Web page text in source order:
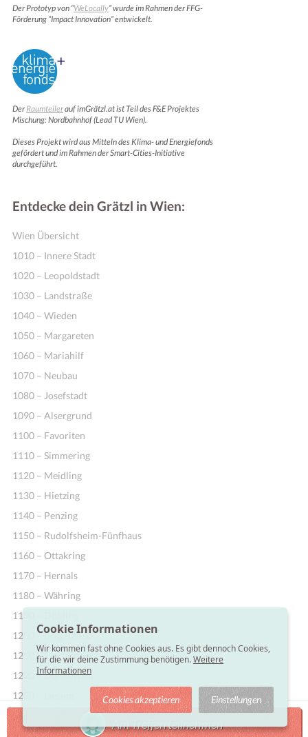
Am Treffen teilnehmen
Der Prototyp von “WeLocally” wurde im Rahmen der FFG-
Förderung “Impact Innovation” entwickelt.
DerRaumteilerauf imGrätzl.at ist Teil des F&E Projektes
Mischung: Nordbahnhof (Lead TU Wien).
Dieses Projekt wird aus Mitteln des Klima- und Energiefonds
gefördert und im Rahmen der Smart-Cities-Initiative
durchgeführt.
Entdecke dein Grätzl in Wien:
Wien Übersicht
1010 – Innere Stadt
1020 – Leopoldstadt
1030 – Landstraße
1040 – Wieden
1050 – Margareten
1060 – Mariahilf
1070 – Neubau
1080 – Josefstadt
1090 – Alsergrund
1100 – Favoriten
1110 – Simmering
1120 – Meidling
1130 – Hietzing
1140 – Penzing
1150 – Rudolfsheim-Fünfhaus
1160 – Ottakring
1170 – Hernals
1180 – Währing
1190 – Döbling
1200 – Brigittenau
1210 – Floridsdorf
1220 – Donaustadt
1230 – Liesing
Cookie Informationen
Wir kommen fast ohne Cookies aus. Es gibt dennoch Cookies,
für die wir deine Zustimmung benötigen.Weitere
Informationen
Cookies akzeptieren Einstellungen